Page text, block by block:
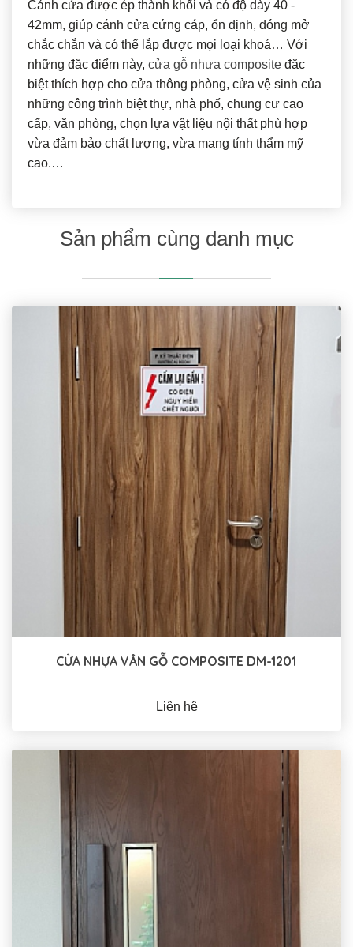
Cánh cửa được ép thành khối và có độ dày 40 -
42mm, giúp cánh cửa cứng cáp, ổn định, đóng mở
chắc chắn và có thể lắp được mọi loại khoá… Với
những đặc điểm này, cửa gỗ nhựa composite đặc
biệt thích hợp cho cửa thông phòng, cửa vệ sinh của
những công trình biệt thự, nhà phố, chung cư cao
cấp, văn phòng, chọn lựa vật liệu nội thất phù hợp
vừa đảm bảo chất lượng, vừa mang tính thẩm mỹ
cao.…
Sản phẩm cùng danh mục
CỬA NHỰA VÂN GỖ COMPOSITE DM-1201
Liên hệ